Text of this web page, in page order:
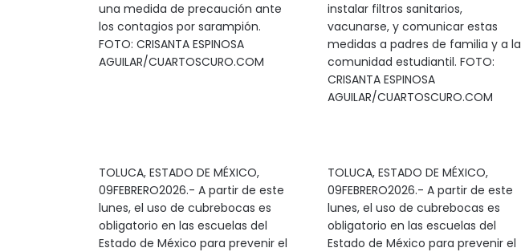
una medida de precaución ante
los contagios por sarampión.
FOTO: CRISANTA ESPINOSA
AGUILAR/CUARTOSCURO.COM
instalar filtros sanitarios,
vacunarse, y comunicar estas
medidas a padres de familia y a la
comunidad estudiantil. FOTO:
CRISANTA ESPINOSA
AGUILAR/CUARTOSCURO.COM
TOLUCA, ESTADO DE MÉXICO,
09FEBRERO2026.- A partir de este
lunes, el uso de cubrebocas es
obligatorio en las escuelas del
Estado de México para prevenir el
TOLUCA, ESTADO DE MÉXICO,
09FEBRERO2026.- A partir de este
lunes, el uso de cubrebocas es
obligatorio en las escuelas del
Estado de México para prevenir el